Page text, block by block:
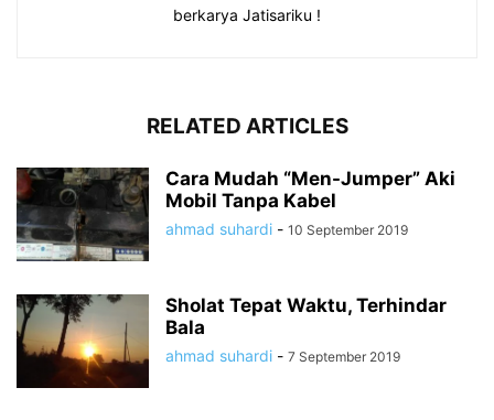
berkarya Jatisariku !
RELATED ARTICLES
Cara Mudah “Men-Jumper” Aki
Mobil Tanpa Kabel
ahmad suhardi - 10 September 2019
Sholat Tepat Waktu, Terhindar
Bala
ahmad suhardi - 7 September 2019